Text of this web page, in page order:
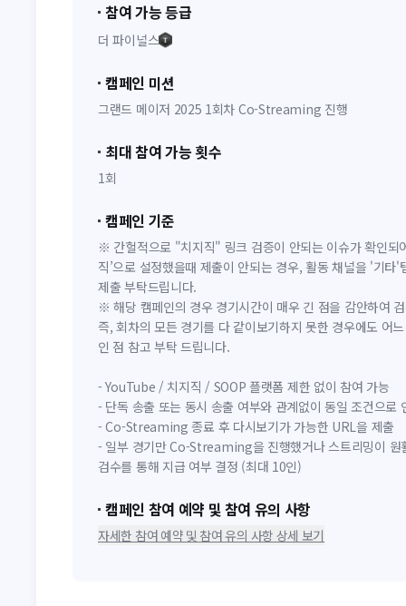
참여 가능 등급
더 파이널스
캠페인 미션
그랜드 메이저 2025 1회차 Co-Streaming 진행
최대 참여 가능 횟수
1회
캠페인 기준
※ 간헐적으로 "치지직" 링크 검증이 안되는 이슈가 확인되
직’으로 설정했을때 제출이 안되는 경우, 활동 채널을 '기타
제출 부탁드립니다.
※ 해당 캠페인의 경우 경기시간이 매우 긴 점을 감안하여
즉, 회차의 모든 경기를 다 같이보기하지 못한 경우에도 어
인 점 참고 부탁 드립니다.
- YouTube / 치지직 / SOOP 플랫폼 제한 없이 참여 가능
- 단독 송출 또는 동시 송출 여부와 관계없이 동일 조건으로
- Co-Streaming 종료 후 다시보기가 가능한 URL을 제출
- 일부 경기만 Co-Streaming을 진행했거나 스트리밍이 원
검수를 통해 지급 여부 결정 (최대 10인)
캠페인 참여 예약 및 참여 유의 사항
자세한 참여 예약 및 참여 유의 사항 상세 보기